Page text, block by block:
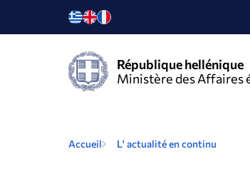
République hellénique
Ministère des Affaires
Accueil L' actualité en continu